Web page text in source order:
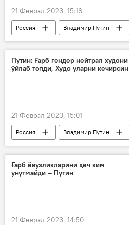
21 Феврал 2023, 15:16
Россия
Владимир Путин
нутқ сўзлади
нутқ
Путин: Ғарб гендер нейтрал худони
ўйлаб топди, Худо уларни кечирсин
21 Феврал 2023, 15:01
Россия
Владимир Путин
нутқ
Ғарб ёвузликларини ҳеч ким
унутмайди – Путин
21 Феврал 2023, 14:50